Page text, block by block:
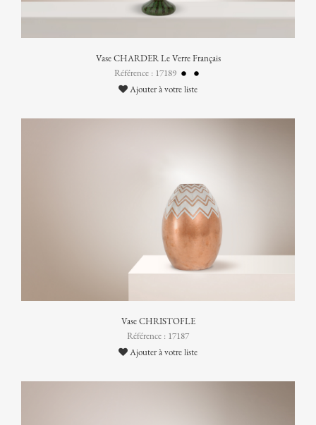
Vase CHARDER Le Verre Français
Référence : 17189
Ajouter à votre liste
Vase CHRISTOFLE
Référence : 17187
Ajouter à votre liste